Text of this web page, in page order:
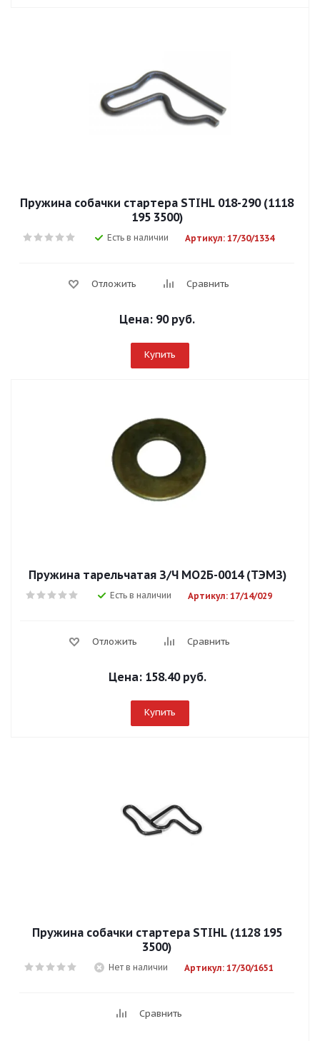
Пружина собачки стартера STIHL 018-290 (1118
195 3500)
Есть в наличии Артикул: 17/30/1334
Отложить Сравнить
Цена: 90 руб.
Купить
Пружина тарельчатая З/Ч МО2Б-0014 (ТЭМЗ)
Есть в наличии Артикул: 17/14/029
Отложить Сравнить
Цена: 158.40 руб.
Купить
Пружина собачки стартера STIHL (1128 195
3500)
Нет в наличии Артикул: 17/30/1651
Сравнить